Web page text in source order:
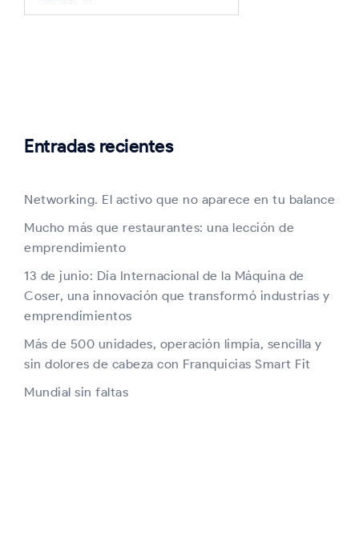
Entradas recientes
Networking. El activo que no aparece en tu balance
Mucho más que restaurantes: una lección de
emprendimiento
13 de junio: Día Internacional de la Máquina de
Coser, una innovación que transformó industrias y
emprendimientos
Más de 500 unidades, operación limpia, sencilla y
sin dolores de cabeza con Franquicias Smart Fit
Mundial sin faltas